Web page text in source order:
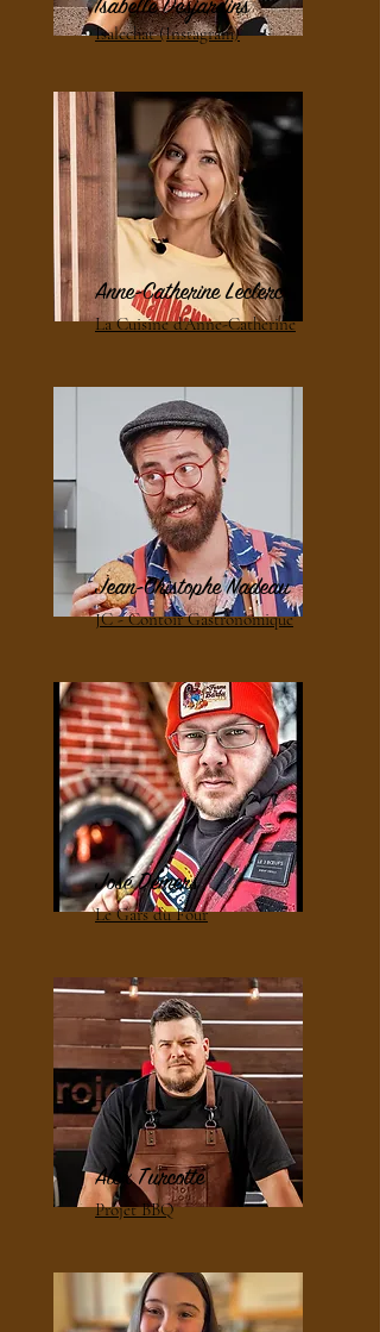
Isabelle Desjardins
Isalechat (Instagram)
Anne-Catherine Leclerc
La Cuisine d'Anne-Catherine
Jean-Chistophe Nadeau
JC - Contoir Gastronomique
José Demers
Le Gars du Four
Alex Turcotte
Projet BBQ